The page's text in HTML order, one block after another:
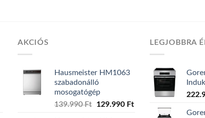
AKCIÓS
Hausmeister HM1063
szabadonálló
mosogatógép
139.990Ft
Original
129.990 FtCurrent
LEGJOBBRA